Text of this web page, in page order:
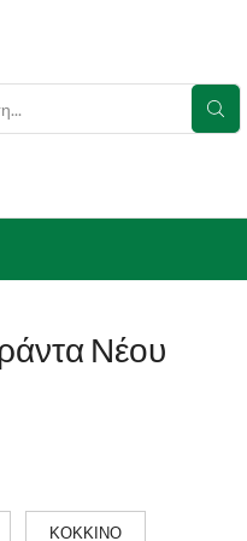
Νέου
ΚΟΚΚΙΝΟ